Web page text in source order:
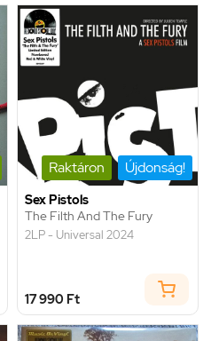
Raktáron Újdonság!
Sex Pistols
The Filth And The Fury
2LP - Universal 2024
17 990 Ft